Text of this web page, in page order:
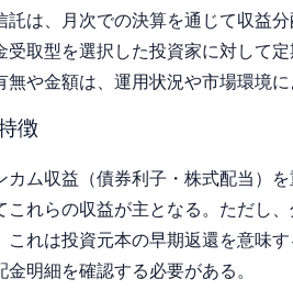
託は、月次での決算を通じて収益
受取型を選択した投資家に対して
無や金額は、運用状況や市場環境
徴
カム収益（債券利子・株式配当）
これらの収益が主となる。ただし
これは投資元本の早期返還を意味
明細を確認する必要がある。